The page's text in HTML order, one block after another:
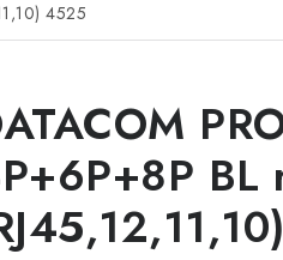
4525
BL